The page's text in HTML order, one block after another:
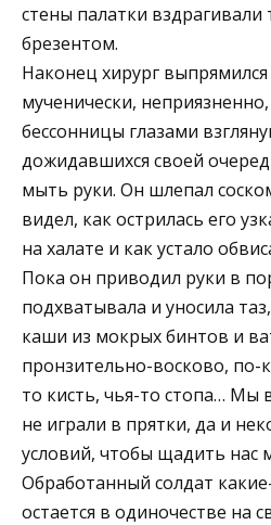
стены палатки вздрагивали
брезентом.
Наконец хирург выпрямился
мученически,
бессонницы глазами
дожидавшихся своей
мыть руки. Он шлепал
видел, как острилась его
на халате и как устало
Пока он приводил руки в
подхватывала и уносила
каши из мокрых бинтов и
пронзительно-восково, по-
то кисть, чья-то стопа… Мы
не играли в прятки, да и
условий, чтобы щадить нас
Обработанный солдат
остается в одиночестве на